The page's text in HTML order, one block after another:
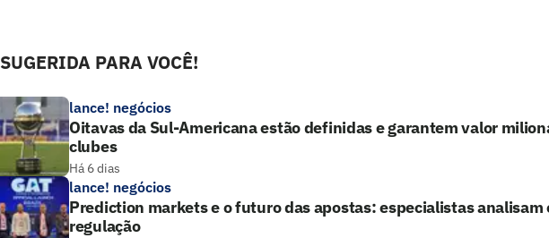
SUGERIDA PARA VOCÊ!
lance! negócios
Oitavas da Sul-Americana estão definidas e garantem valor
clubes
Há 6 dias
lance! negócios
Prediction markets e o futuro das apostas: especialistas analisam
regulação